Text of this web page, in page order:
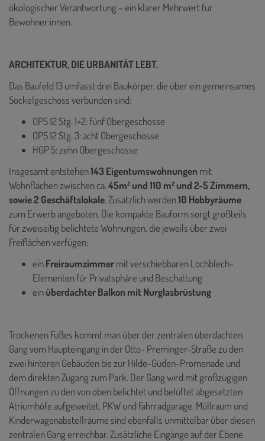
ökologischer Verantwortung – ein klarer Mehrwert für
Bewohner:innen.
ARCHITEKTUR, DIE URBANITÄT LEBT.
Das Baufeld 13 umfasst drei Baukörper, die über ein gemeinsames
Sockelgeschoss verbunden sind:
OPS 12 Stg. 1+2: fünf Obergeschosse
OPS 12 Stg. 3: acht Obergeschosse
HGP 5: zehn Obergeschosse
Insgesamt entstehen143 Eigentumswohnungen mit
Wohnflächen zwischen ca.45m² und 110 m² und 2-5 Zimmern,
sowie 2 Geschäftslokale. Zusätzlich werden10 Hobbyräume
zum Erwerb angeboten. Die kompakte Bauform sorgt großteils
für zweiseitig belichtete Wohnungen, die jeweils über zwei
Freiflächen verfügen:
einFreiraumzimmermit verschiebbaren Lochblech-
Elementen für Privatsphäre und Beschattung
einüberdachter Balkon mit Nurglasbrüstung
Trockenen Fußes kommt man über der zentralen überdachten
Gang vom Haupteingang in der Otto- Preminger-Straße zu den
zwei hinteren Gebäuden bis zur Hilde-Güden-Promenade und
dem direkten Zugang zum Park. Der Gang wird mit großzügigen
Öffnungen zu den von oben belichtet und belüftet abgesetzten
Atriumhöfe aufgeweitet. PKW und Fahrradgarage, Müllraum und
Kinderwagenabstellräume sind ebenfalls unmittelbar über diesen
zentralen Gang erreichbar. Zusätzliche Eingänge auf der Ebene